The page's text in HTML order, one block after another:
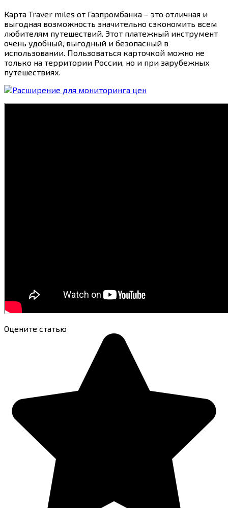
Карта Traver miles от Газпромбанка – это отличная и
выгодная возможность значительно сэкономить всем
любителям путешествий. Этот платежный инструмент
очень удобный, выгодный и безопасный в
использовании. Пользоваться карточкой можно не
только на территории России, но и при зарубежных
путешествиях.
Оцените статью